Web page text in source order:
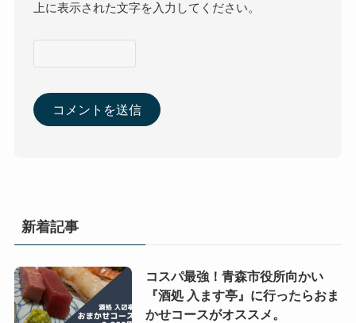
上に表示された文字を入力してください。
新着記事
コスパ最強！青森市役所向かい
『酒処 入ます亭』に行ったらおま
かせコースがオススメ。